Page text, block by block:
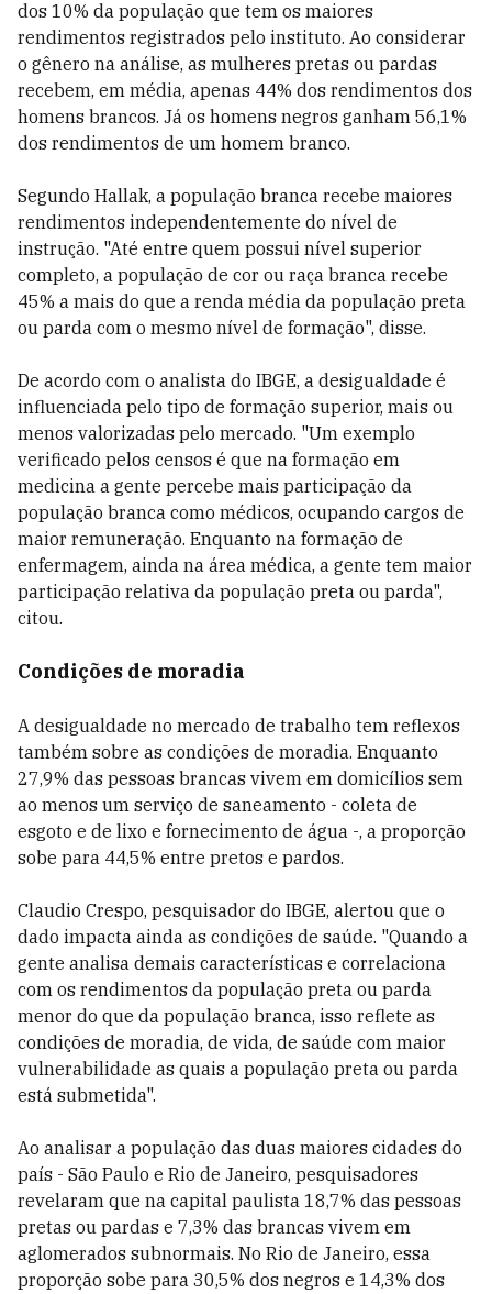
dos 10% da população que tem os maiores
rendimentos registrados pelo instituto. Ao considerar
o gênero na análise, as mulheres pretas ou pardas
recebem, em média, apenas 44% dos rendimentos dos
homens brancos. Já os homens negros ganham 56,1%
dos rendimentos de um homem branco.
Segundo Hallak, a população branca recebe maiores
rendimentos independentemente do nível de
instrução. "Até entre quem possui nível superior
completo, a população de cor ou raça branca recebe
45% a mais do que a renda média da população preta
ou parda com o mesmo nível de formação", disse.
De acordo com o analista do IBGE, a desigualdade é
influenciada pelo tipo de formação superior, mais ou
menos valorizadas pelo mercado. "Um exemplo
verificado pelos censos é que na formação em
medicina a gente percebe mais participação da
população branca como médicos, ocupando cargos de
maior remuneração. Enquanto na formação de
enfermagem, ainda na área médica, a gente tem maior
participação relativa da população preta ou parda",
citou.
Condições de moradia
A desigualdade no mercado de trabalho tem reflexos
também sobre as condições de moradia. Enquanto
27,9% das pessoas brancas vivem em domicílios sem
ao menos um serviço de saneamento - coleta de
esgoto e de lixo e fornecimento de água -, a proporção
sobe para 44,5% entre pretos e pardos.
Claudio Crespo, pesquisador do IBGE, alertou que o
dado impacta ainda as condições de saúde. "Quando a
gente analisa demais características e correlaciona
com os rendimentos da população preta ou parda
menor do que da população branca, isso reflete as
condições de moradia, de vida, de saúde com maior
vulnerabilidade as quais a população preta ou parda
está submetida".
Ao analisar a população das duas maiores cidades do
país - São Paulo e Rio de Janeiro, pesquisadores
revelaram que na capital paulista 18,7% das pessoas
pretas ou pardas e 7,3% das brancas vivem em
aglomerados subnormais. No Rio de Janeiro, essa
proporção sobe para 30,5% dos negros e 14,3% dos